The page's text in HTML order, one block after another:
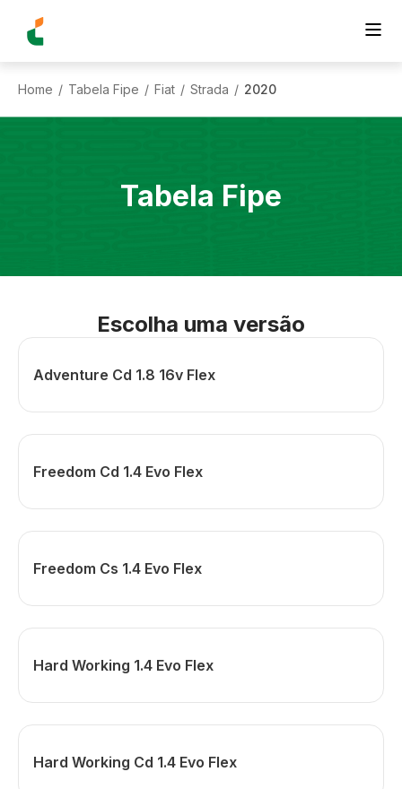
Home / Tabela Fipe / Fiat / Strada / 2020
Tabela Fipe
Escolha uma versão
Adventure Cd 1.8 16v Flex
Freedom Cd 1.4 Evo Flex
Freedom Cs 1.4 Evo Flex
Hard Working 1.4 Evo Flex
Hard Working Cd 1.4 Evo Flex